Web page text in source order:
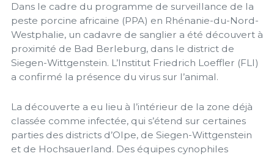
Dans le cadre du programme de surveillance de la
peste porcine africaine (PPA) en Rhénanie-du-Nord-
Westphalie, un cadavre de sanglier a été découvert à
proximité de Bad Berleburg, dans le district de
Siegen-Wittgenstein. L’Institut Friedrich Loeffler (FLI)
a confirmé la présence du virus sur l’animal.
La découverte a eu lieu à l’intérieur de la zone déjà
classée comme infectée, qui s’étend sur certaines
parties des districts d’Olpe, de Siegen-Wittgenstein
et de Hochsauerland. Des équipes cynophiles